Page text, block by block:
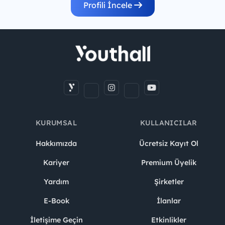
Profili İncele
KURUMSAL
Hakkımızda
Kariyer
Yardım
E-Book
İletişime Geçin
KULLANICILAR
Ücretsiz Kayıt Ol
Premium Üyelik
Şirketler
İlanlar
Etkinlikler